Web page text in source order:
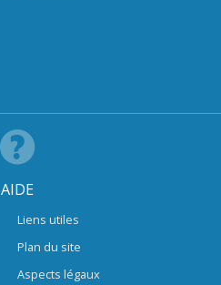
AIDE
Liens utiles
Plan du site
Aspects légaux